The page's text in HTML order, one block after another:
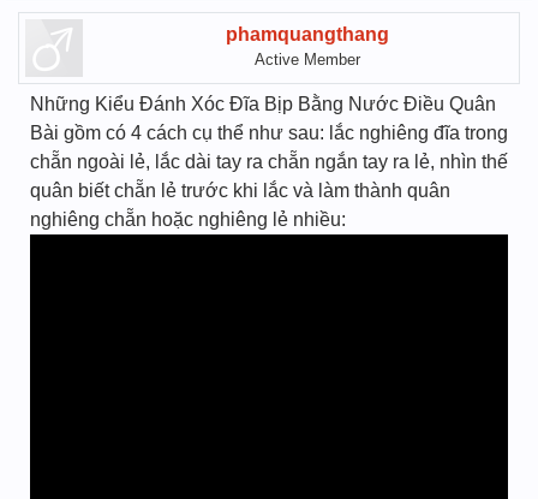
phamquangthang
Active Member
Những Kiểu Đánh Xóc Đĩa Bịp Bằng Nước Điều Quân
Bài gồm có 4 cách cụ thể như sau: lắc nghiêng đĩa trong
chẵn ngoài lẻ, lắc dài tay ra chẵn ngắn tay ra lẻ, nhìn thế
quân biết chẵn lẻ trước khi lắc và làm thành quân
nghiêng chẵn hoặc nghiêng lẻ nhiều: